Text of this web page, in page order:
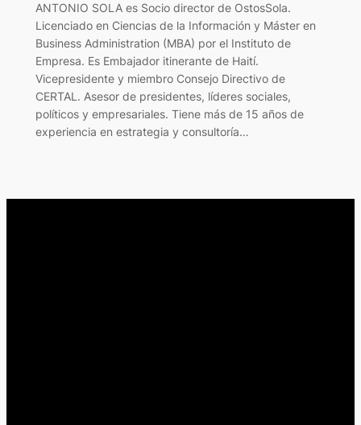
ANTONIO SOLA es Socio director de OstosSola.
Licenciado en Ciencias de la Información y Máster en
Business Administration (MBA) por el Instituto de
Empresa. Es Embajador itinerante de Haití.
Vicepresidente y miembro Consejo Directivo de
CERTAL. Asesor de presidentes, líderes sociales,
políticos y empresariales. Tiene más de 15 años de
experiencia en estrategia y consultoría…